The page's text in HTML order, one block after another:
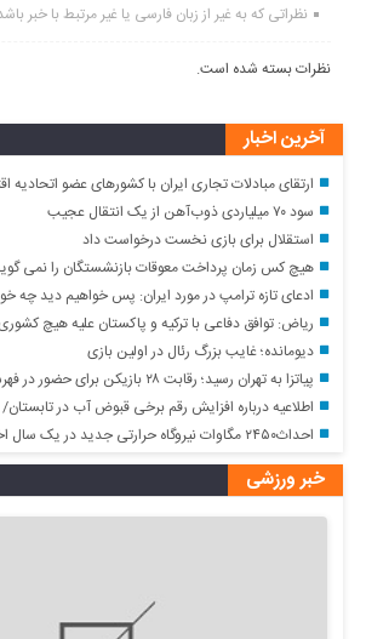
نظراتی که به غیر از زبان فارسی یا غیر مرتبط با خبر
نظرات بسته شده است.
آخرین اخبار
ارتقای مبادلات تجاری ایران با کشور‌های عضو اتحادیه
سود ۷۰ میلیاردی ذوب‌آهن از یک انتقال عجیب
استقلال برای بازی نخست درخواست داد
هیچ کس زمان پرداخت معوقات بازنشستگان را نمی گوید؛
ادعای تازه ترامپ در مورد ایران: پس خواهیم دید چه
ریاض: توافق دفاعی با ترکیه و پاکستان علیه هیچ
دیومانده؛ غایب بزرگ رئال در اولین بازی
پیاتزا به تهران رسید؛ رقابت ۲۸ بازیکن برای حضور در فهرست نهایی
اطلاعیه درباره افزایش رقم برخی قبوض آب در تابستان/ نرخ آب‌بها را
احداث۲۴۵۰ مگاوات نیروگاه حرارتی جدید در یک سال اخیر؛ عبور موفق از روز‌های پرفشار تابستان
خبر ورزشی